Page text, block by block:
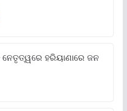
ନେତୃତ୍ୱରେ ହରିୟାଣାରେ ଜନ